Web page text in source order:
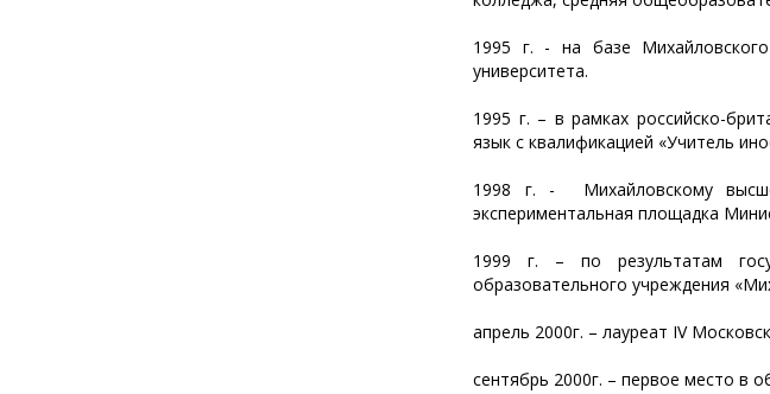
1995 г. - на базе Михайловского
университета.
1995 г. – в рамках российско-
язык с квалификацией «Учитель
1998 г. - Михайловскому
экспериментальная площадка
1999 г. – по результатам
образовательного учреждения
апрель 2000г. – лауреат IV
сентябрь 2000г. – первое место в